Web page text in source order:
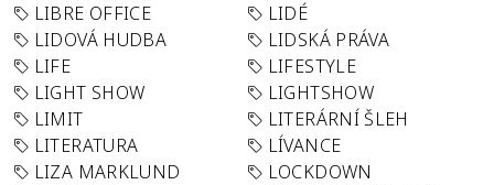
LIBRE OFFICE
LIDÉ
LIDOVÁ HUDBA
LIDSKÁ PRÁVA
LIFE
LIFESTYLE
LIGHT SHOW
LIGHTSHOW
LIMIT
LITERÁRNÍ ŠLEH
LITERATURA
LÍVANCE
LIZA MARKLUND
LOCKDOWN